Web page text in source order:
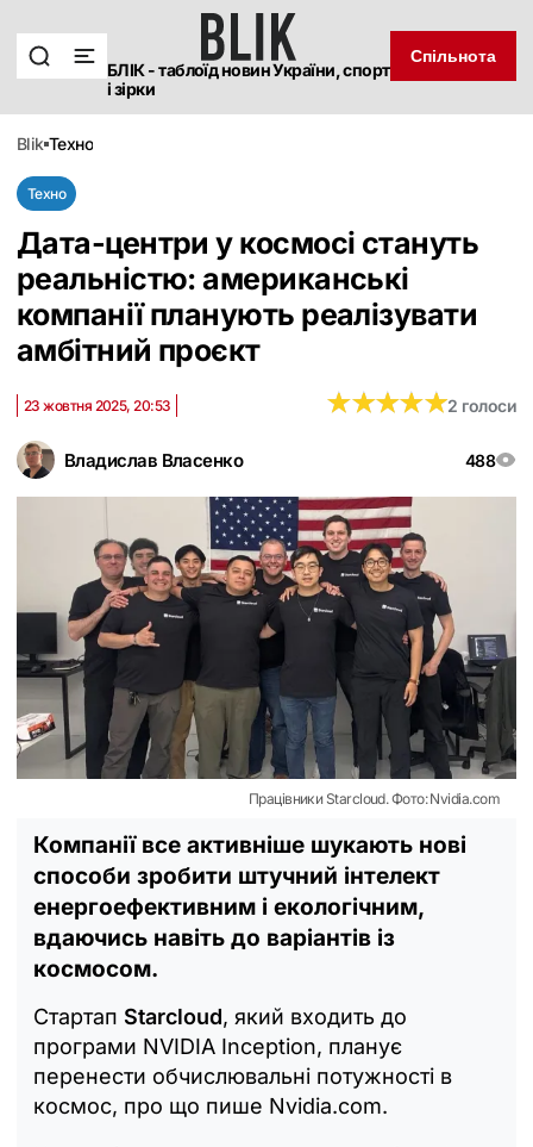
БЛІК - таблоїд новин України, спорт
і зірки
Спільнота
blik техно
Техно
Дата-центри у космосі стануть
реальністю: американські
компанії планують реалізувати
амбітний проєкт
Владислав Власенко 488
23 жовтня 2025, 20:53 ★★★★★
★★★★★2 голоси
Працівники Starcloud. Фото: Nvidia.com
Компанії все активніше шукають нові
способи зробити штучний інтелект
енергоефективним і екологічним,
вдаючись навіть до варіантів із
космосом.
Стартап Starcloud, який входить до
програми NVIDIA Inception, планує
перенести обчислювальні потужності в
космос, про що пише Nvidia.com.